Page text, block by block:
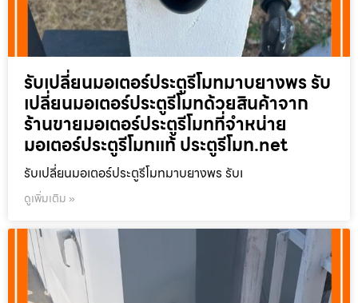
รับเปลี่ยนมอเตอร์ประตูรีโมทมาบยางพร รับ
เปลี่ยนมอเตอร์ประตูรีโมทด้วยสินค้าจาก
ร้านขายมอเตอร์ประตูรีโมทที่จำหน่าย
มอเตอร์ประตูรีโมทแท้ ประตูรีโมท.net
รับเปลี่ยนมอเตอร์ประตูรีโมทมาบยางพร รับเ
ดูเพิ่มเติม »